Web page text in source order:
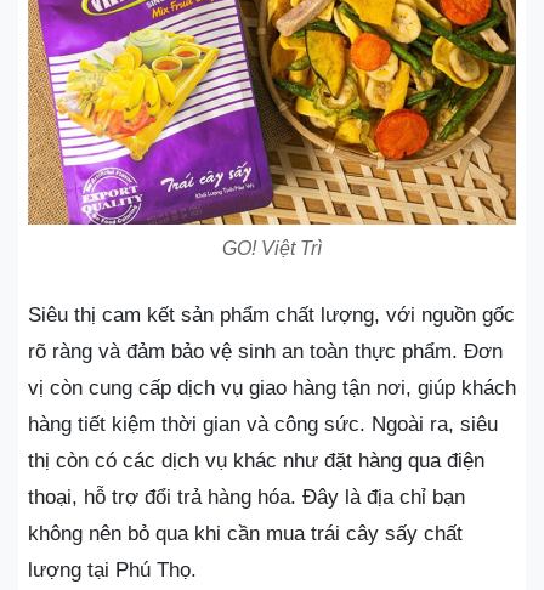
GO! Việt Trì
Siêu thị cam kết sản phẩm chất lượng, với nguồn gốc
rõ ràng và đảm bảo vệ sinh an toàn thực phẩm. Đơn
vị còn cung cấp dịch vụ giao hàng tận nơi, giúp khách
hàng tiết kiệm thời gian và công sức. Ngoài ra, siêu
thị còn có các dịch vụ khác như đặt hàng qua điện
thoại, hỗ trợ đổi trả hàng hóa. Đây là địa chỉ bạn
không nên bỏ qua khi cần mua trái cây sấy chất
lượng tại Phú Thọ.